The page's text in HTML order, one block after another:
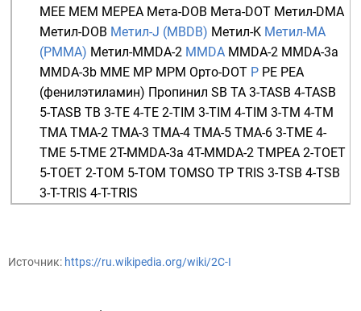
MEE MEM MEPEA Мета-DOB Мета-DOT Метил-DMA
Метил-DOB Метил-J (MBDB) Метил-K Метил-MA
(PMMA) Метил-MMDA-2 MMDA MMDA-2 MMDA-3a
MMDA-3b MME MP MPM Орто-DOT P PE PEA
(фенилэтиламин) Пропинил SB TA 3-TASB 4-TASB
5-TASB TB 3-TE 4-TE 2-TIM 3-TIM 4-TIM 3-TM 4-TM
TMA TMA-2 TMA-3 TMA-4 TMA-5 TMA-6 3-TME 4-
TME 5-TME 2T-MMDA-3a 4T-MMDA-2 TMPEA 2-TOET
5-TOET 2-TOM 5-TOM TOMSO TP TRIS 3-TSB 4-TSB
3-T-TRIS 4-T-TRIS
Источник: https://ru.wikipedia.org/wiki/2C-I